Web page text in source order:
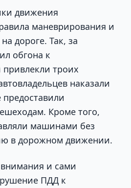
движения
маневрирования и
дороге. Так, за
обгона к
привлекли троих
наказали
Кроме того,
машинами без
в дорожном движении.
и сами
ПДД к